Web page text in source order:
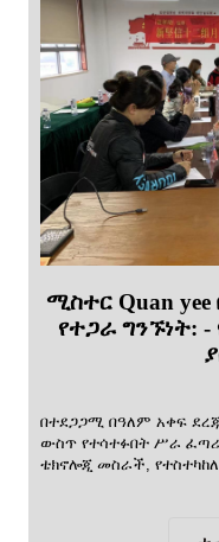
ሚስተር Quan
የተጋራ ግንኙነት:
በተደጋጋሚ በዓለም አቀፍ
ውስጥ የተሳተፉበት ሥራ
ቴክኖሎጂ መስራች,